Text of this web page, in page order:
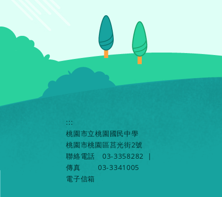
:::
桃園市立桃園國民中學
桃園市桃園區莒光街2號
聯絡電話
03-3358282
|
傳真
03-3341005
電子信箱